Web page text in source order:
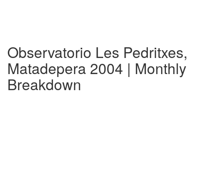
Observatorio Les Pedritxes,
Matadepera 2004 | Monthly
Breakdown